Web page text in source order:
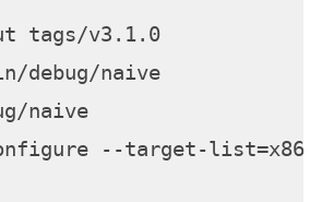
git checkout tags/v3.1.0
-p bin/debug/naive
naive
--target-